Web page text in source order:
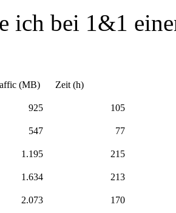
ich bei 1&1
(MB) Zeit (h)
925 105
547 77
1.195 215
1.634 213
2.073 170